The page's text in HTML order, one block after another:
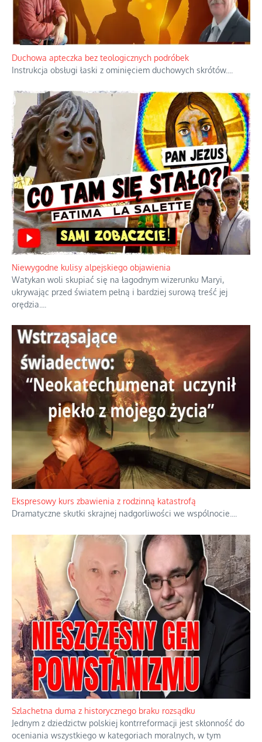
Duchowa apteczka bez teologicznych podróbek
Instrukcja obsługi łaski z ominięciem duchowych skrótów.
Niewygodne kulisy alpejskiego objawienia
Watykan woli skupiać się na łagodnym wizerunku Maryi,
ukrywając przed światem pełną i bardziej surową treść jej
orędzia.
Ekspresowy kurs zbawienia z rodzinną katastrofą
Dramatyczne skutki skrajnej nadgorliwości we wspólnocie.
Szlachetna duma z historycznego braku rozsądku
Jednym z dziedzictw polskiej kontrreformacji jest skłonność do
oceniania wszystkiego w kategoriach moralnych, w tym